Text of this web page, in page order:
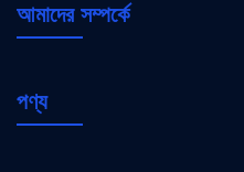
আমাদের সম্পর্কে
পণ্য